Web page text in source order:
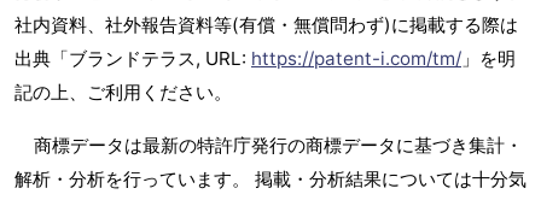
社内資料、社外報告資料等(有償・無償問わず)に掲載する際は
出典「ブランドテラス, URL: https://patent-i.com/tm/ 」を明
記の上、ご利用ください。
商標データは最新の特許庁発行の商標データに基づき集計・
解析・分析を行っています。 掲載・分析結果については十分気